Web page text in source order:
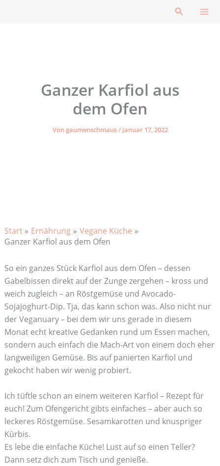
Suchen
Ganzer Karfiol aus
dem Ofen
Vongaumenschmaus/ Januar 17, 2022
Start Ernährung
Vegane Küche
Ganzer Karfiol aus dem Ofen
So ein ganzes Stück Karfiol aus dem Ofen – dessen
Gabelbissen direkt auf der Zunge zergehen – kross und
weich zugleich – an Röstgemüse und Avocado-
Sojajoghurt-Dip. Tja, das kann schon was. Also nicht nur
der Veganuary – bei dem wir uns gerade in diesem
Monat echt kreative Gedanken rund um Essen machen,
sondern auch einfach die Mach-Art von einem doch eher
langweiligen Gemüse. Bis auf panierten Karfiol und
gekocht haben wir wenig probiert.
Ich tüftle schon an einem weiteren Karfiol – Rezept für
euch! Zum Ofengericht gibts einfaches – aber auch so
leckeres Röstgemüse. Sesamkarotten und knuspriger
Kürbis.
Es lebe die einfache Küche! Lust auf so einen Teller?
Dann setz dich zum Tisch und genieße.